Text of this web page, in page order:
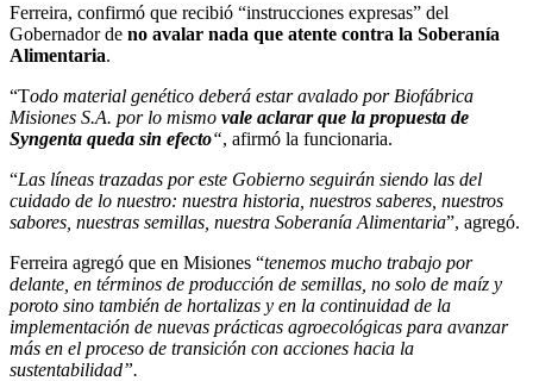
Ferreira, confirmó que recibió “instrucciones expresas” del
Gobernador de no avalar nada que atente contra la Soberanía
Alimentaria.
“Todo material genético deberá estar avalado por Biofábrica
Misiones S.A. por lo mismo vale aclarar que la propuesta de
Syngenta queda sin efecto“, afirmó la funcionaria.
“Las líneas trazadas por este Gobierno seguirán siendo las del
cuidado de lo nuestro: nuestra historia, nuestros saberes, nuestros
sabores, nuestras semillas, nuestra Soberanía Alimentaria”, agregó.
Ferreira agregó que en Misiones “tenemos mucho trabajo por
delante, en términos de producción de semillas, no solo de maíz y
poroto sino también de hortalizas y en la continuidad de la
implementación de nuevas prácticas agroecológicas para avanzar
más en el proceso de transición con acciones hacia la
sustentabilidad”.